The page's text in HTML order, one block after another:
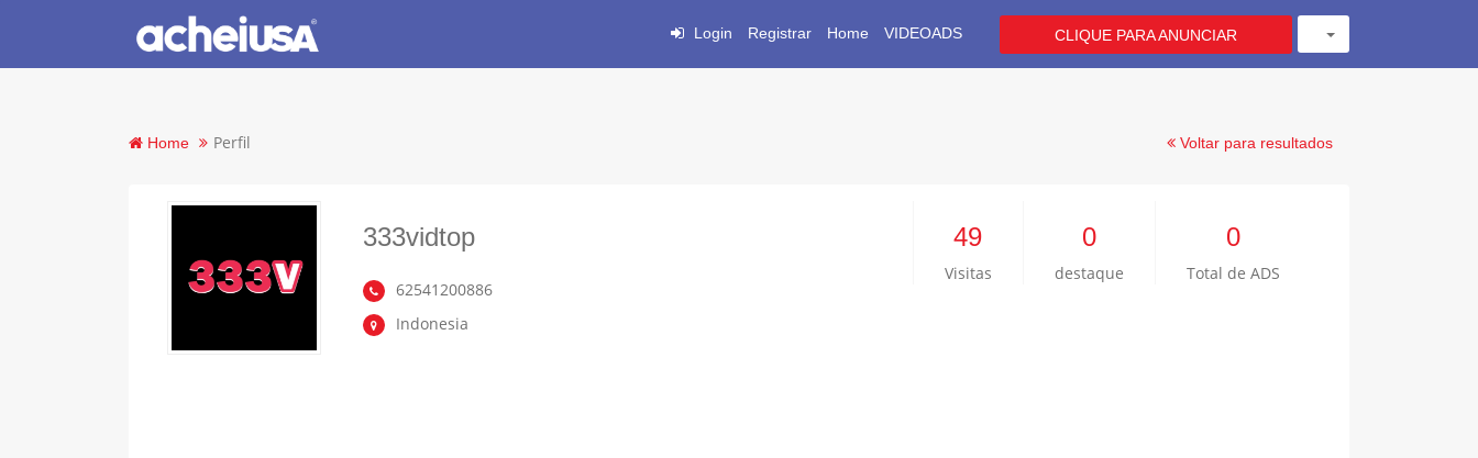
Login Registrar Home VIDEOADS CLIQUE PARA ANUNCIAR
Home Perfil Voltar para resultados
333vidtop
62541200886
Indonesia
49
Visitas
0
destaque
0
Total de ADS